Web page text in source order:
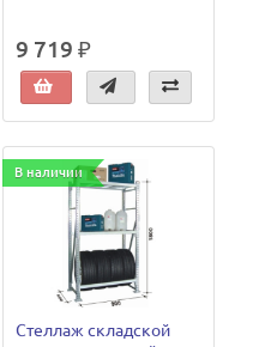
9 719 ₽
В наличии
Стеллаж складской